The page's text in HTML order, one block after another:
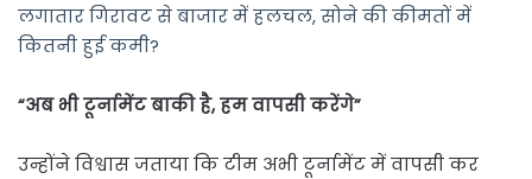
लगातार गिरावट से बाजार में हलचल, सोने की कीमतों में
कितनी हुई कमी?
“अब भी टूर्नामेंट बाकी है, हम वापसी करेंगे”
उन्होंने विश्वास जताया कि टीम अभी टूर्नामेंट में वापसी कर